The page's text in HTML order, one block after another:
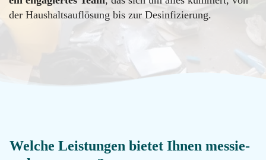
der Haushaltsauflösung bis zur Desinfizierung.
Welche Leistungen bietet Ihnen messie-
Malerarbeiten
Impressum
Standorte